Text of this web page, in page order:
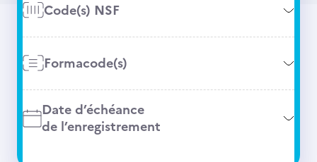
Code(s) NSF
Formacode(s)
Date d’échéance
de l’enregistrement